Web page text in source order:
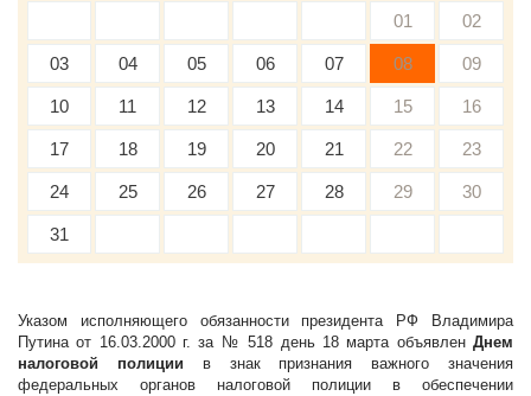
01 02
03 04 05 06 07 08 09
10 11 12 13 14 15 16
17 18 19 20 21 22 23
24 25 26 27 28 29 30
31
Указом исполняющего обязанности президента РФ Владимира
Путина от 16.03.2000 г. за № 518 день 18 марта объявлен Днем
налоговой полиции в знак признания важного значения
федеральных органов налоговой полиции в обеспечении